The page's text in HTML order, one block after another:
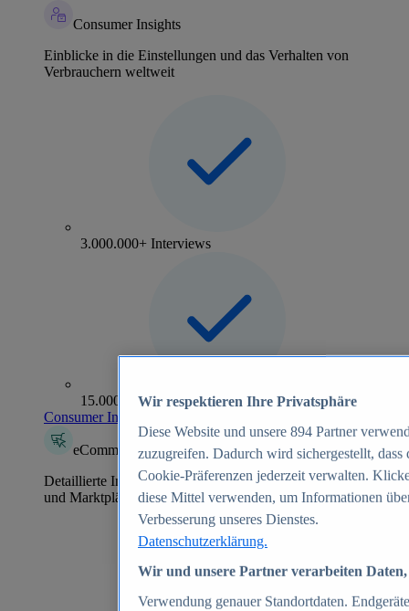
Consumer Insights
Einblicke in die Einstellungen und das Verhalten von
Verbrauchern weltweit
3.000.000+ Interviews
15.000+ Marken
Consumer Insights entdecken
eCommerce Insights
Detaillierte Informationen zu mehr als 39.000 Online-Shops
und Marktplätzen
Wir respektieren Ihre Privatsphäre
Diese Website und unsere 894 Partner
zuzugreifen. Dadurch wird sichergestellt,
Cookie-Präferenzen jederzeit verwalten.
diese Mittel verwenden, um Informationen
Verbesserung unseres Dienstes.
Datenschutzerklärung.
Wir und unsere Partner verarbeiten
Verwendung genauer Standortdaten.